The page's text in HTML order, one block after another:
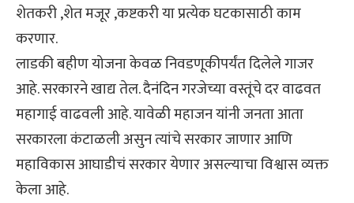
शेतकरी ,शेत मजूर ,कष्टकरी या प्रत्येक घटकासाठी काम
करणार.
लाडकी बहीण योजना केवळ निवडणूकीपर्यंत दिलेले गाजर
आहे. सरकारने खाद्य तेल. दैनंदिन गरजेच्या वस्तूंचे दर वाढवत
महागाई वाढवली आहे. यावेळी महाजन यांनी जनता आता
सरकारला कंटाळली असुन त्यांचे सरकार जाणार आणि
महाविकास आघाडीचं सरकार येणार असल्याचा विश्वास व्यक्त
केला आहे.